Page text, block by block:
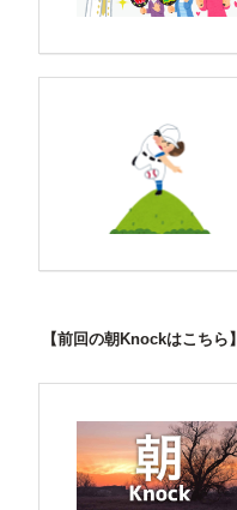
【前回の朝Knockはこちら】